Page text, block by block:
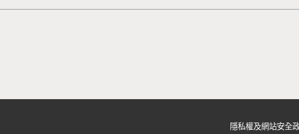
隱私權及網站安全